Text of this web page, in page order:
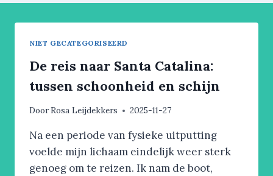
NIET GECATEGORISEERD
De reis naar Santa Catalina:
tussen schoonheid en schijn
DoorRosa Leijdekkers 2025-11-27
Na een periode van fysieke uitputting
voelde mijn lichaam eindelijk weer sterk
genoeg om te reizen. Ik nam de boot,